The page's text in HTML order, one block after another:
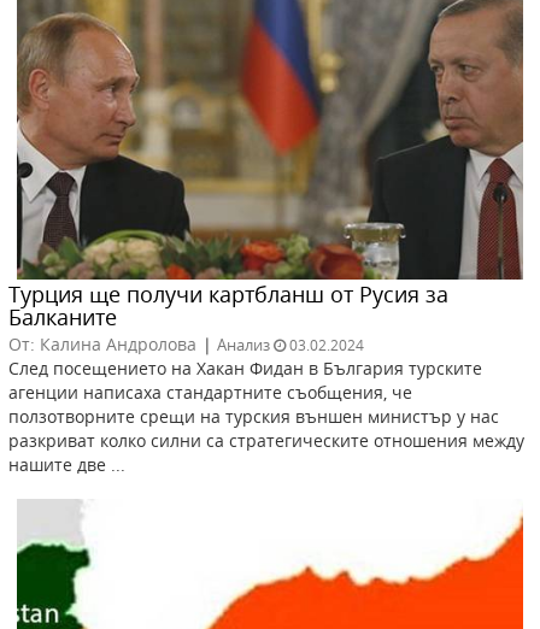
Турция ще получи картбланш от Русия за
Балканите
От: Калина Андролова | Анализ 03.02.2024
След посещението на Хакан Фидан в България турските
агенции написаха стандартните съобщения, че
ползотворните срещи на турския външен министър у нас
разкриват колко силни са стратегическите отношения между
нашите две ...